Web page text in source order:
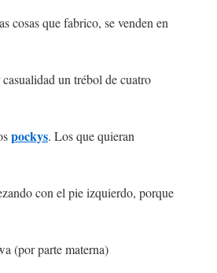
cosas que fabrico, se venden en
un trébol de cuatro
pockys. Los que quieran
con el pie izquierdo, porque
(por parte materna)